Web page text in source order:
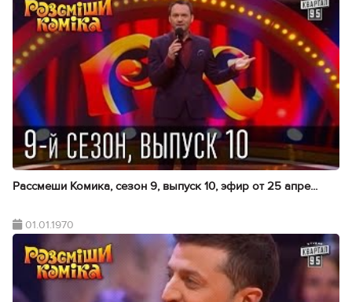
Рассмеши Комика, сезон 9, выпуск 10, эфир от 25 апре...
01.01.1970